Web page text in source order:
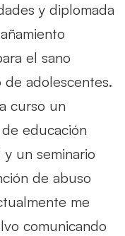
y diplomada
el sano
de adolescentes.
curso un
educación
y un seminario
de abuso
me
comunicando